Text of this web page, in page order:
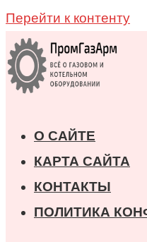
Перейти к контенту
О САЙТЕ
КАРТА САЙТА
КОНТАКТЫ
ПОЛИТИКА